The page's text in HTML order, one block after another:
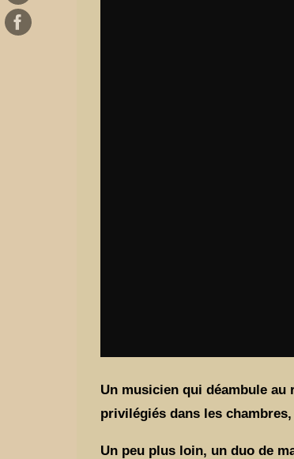
Un musicien qui déambule
privilégiés dans les
Un peu plus loin, un duo de